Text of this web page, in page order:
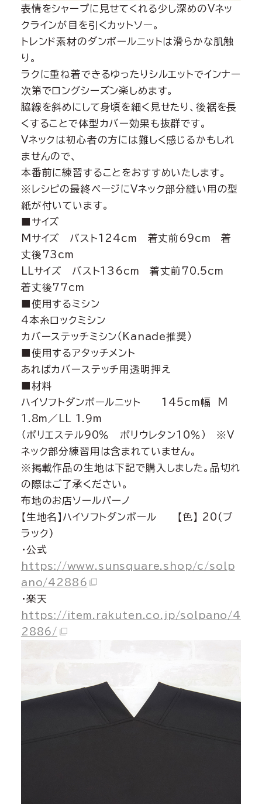
表情をシャープに見せてくれる少し深めのVネッ
クラインが目を引くカットソー。
トレンド素材のダンボールニットは滑らかな肌触
り。
ラクに重ね着できるゆったりシルエットでインナー
次第でロングシーズン楽しめます。
脇線を斜めにして身頃を細く見せたり、後裾を長
くすることで体型カバー効果も抜群です。
Vネックは初心者の方には難しく感じるかもしれ
ませんので、
本番前に練習することをおすすめいたします。
※レシピの最終ページにVネック部分縫い用の型
紙が付いています。
■サイズ
Mサイズ バスト124cm 着丈前69cm 着
丈後73cm
LLサイズ バスト136cm 着丈前70.5cm
着丈後77cm
■使用するミシン
4本糸ロックミシン
カバーステッチミシン（Kanade推奨）
■使用するアタッチメント
あればカバーステッチ用透明押え
■材料
ハイソフトダンボールニット 145cm幅 M
1.8m／LL 1.9m
（ポリエステル90％ ポリウレタン10％） ※V
ネック部分練習用は含まれていません。
※掲載作品の生地は下記で購入しました。品切れ
の際はご了承ください。
布地のお店ソールパーノ
【生地名】ハイソフトダンボール 【色】 20(ブ
ラック)
・公式
https://www.sunsquare.shop/c/solp
ano/42886
・楽天
https://item.rakuten.co.jp/solpano/4
2886/